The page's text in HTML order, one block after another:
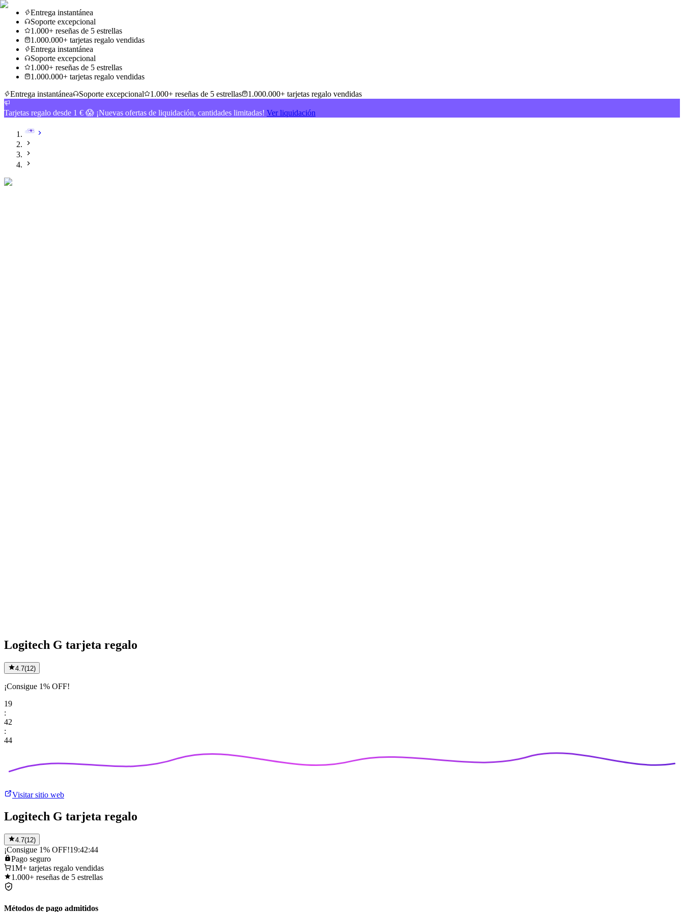
Entrega instantánea
Soporte excepcional
1.000+ reseñas de 5 estrellas
1.000.000+ tarjetas regalo vendidas
Entrega instantánea
Soporte excepcional
1.000+ reseñas de 5 estrellas
1.000.000+ tarjetas regalo vendidas
Entrega instantánea
Soporte excepcional 1.000+ reseñas de 5 estrellas 1.000.000+ tarjetas regalo vendidas
Tarjetas regalo desde 1 € 😱 ¡Nuevas ofertas de liquidación, cantidades limitadas! Ver liquidación
Logitech G tarjeta regalo
4.7(12)
¡Consigue 1% OFF!
19
:
42
:
44
Visitar sitio web
Logitech G tarjeta regalo
4.7(12)
¡Consigue 1% OFF!19:42:44
Pago seguro
1M+ tarjetas regalo vendidas
1.000+ reseñas de 5 estrellas
Métodos de pago admitidos